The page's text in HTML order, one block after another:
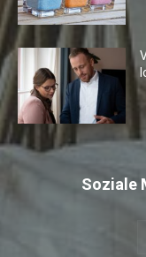
Soziale